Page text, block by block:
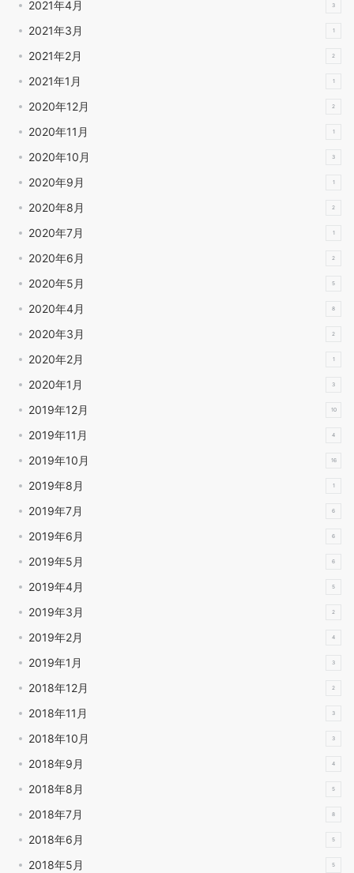
2021年4月 3
2021年3月 1
2021年2月 2
2021年1月 1
2020年12月 2
2020年11月 1
2020年10月 3
2020年9月 1
2020年8月 2
2020年7月 1
2020年6月 2
2020年5月 5
2020年4月 8
2020年3月 2
2020年2月 1
2020年1月 3
2019年12月 10
2019年11月 4
2019年10月 16
2019年8月 1
2019年7月 6
2019年6月 6
2019年5月 6
2019年4月 5
2019年3月 2
2019年2月 4
2019年1月 3
2018年12月 2
2018年11月 3
2018年10月 3
2018年9月 4
2018年8月 5
2018年7月 8
2018年6月 5
2018年5月 5